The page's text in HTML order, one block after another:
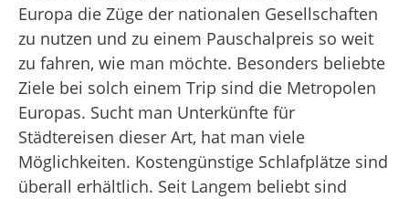
Europa die Züge der nationalen Gesellschaften
zu nutzen und zu einem Pauschalpreis so weit
zu fahren, wie man möchte. Besonders beliebte
Ziele bei solch einem Trip sind die Metropolen
Europas. Sucht man Unterkünfte für
Städtereisen dieser Art, hat man viele
Möglichkeiten. Kostengünstige Schlafplätze sind
überall erhältlich. Seit Langem beliebt sind